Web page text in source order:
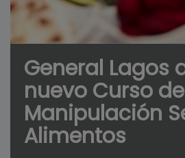
General Lagos
nuevo Curso de
Manipulación
Alimentos